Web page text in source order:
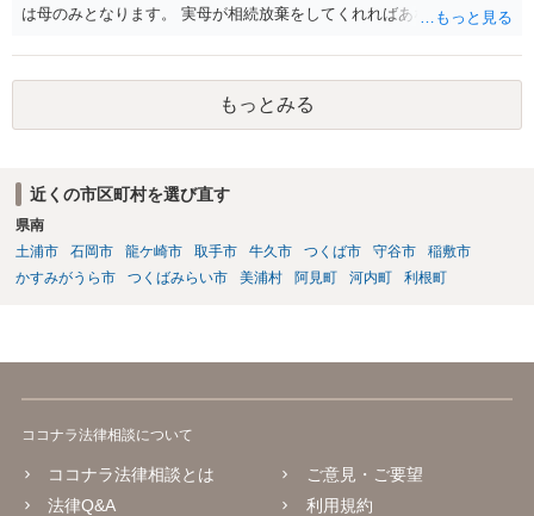
は母のみとなります。 実母が相続放棄をしてくれればあなた方兄弟及
ないと思います。
もっとみる
近くの市区町村を選び直す
県南
土浦市
石岡市 龍ケ崎市 取手市 牛久市 つくば市 守谷市
稲敷市
かすみがうら市
つくばみらい市 美浦村 阿見町 河内町 利根町
ココナラ法律相談について
ココナラ法律相談とは
法律Q&A
ご意見・ご要望
利用規約